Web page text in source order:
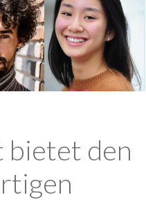
bietet den